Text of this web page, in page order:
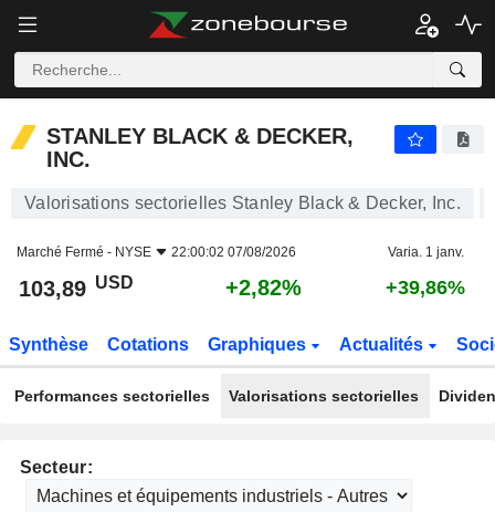
STANLEY BLACK & DECKER,
INC.
Valorisations sectorielles Stanley Black & Decker, Inc.
Marché Fermé - NYSE 22:00:02 07/08/2026 Varia. 1 janv.
103,89 USD +2,82% +39,86%
Synthèse Cotations Graphiques Actualités
Performances sectorielles Valorisations sectorielles
Secteur: